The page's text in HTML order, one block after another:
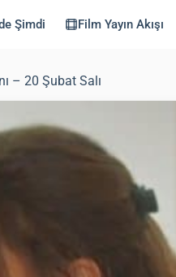
Şimdi Film Yayın Akışı
– 20 Şubat Salı